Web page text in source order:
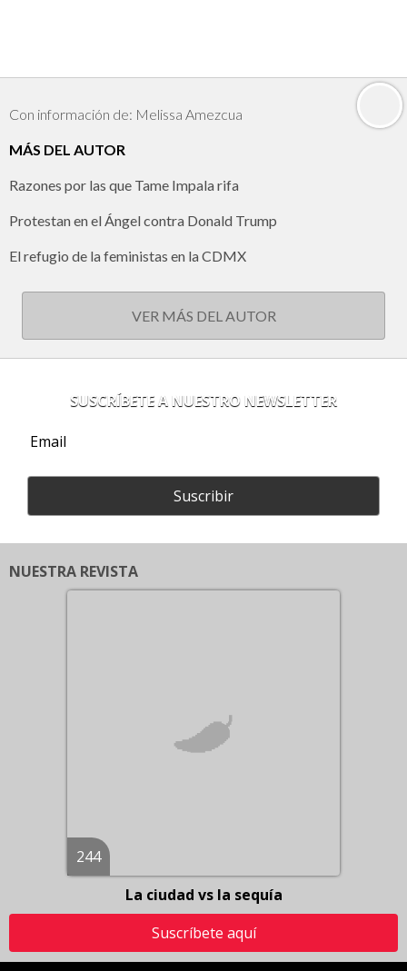
Con información de: Melissa Amezcua
MÁS DEL AUTOR
Razones por las que Tame Impala rifa
Protestan en el Ángel contra Donald Trump
El refugio de la feministas en la CDMX
VER MÁS DEL AUTOR
SUSCRÍBETE A NUESTRO NEWSLETTER
Suscribir
NUESTRA REVISTA
244
La ciudad vs la sequía
Suscríbete aquí